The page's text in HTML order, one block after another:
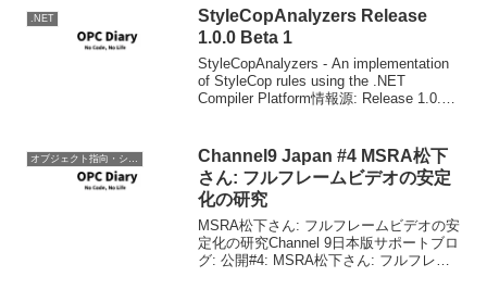
語られてきた、クラスタリング、仮想化
といったテクノロジ...
.NET
StyleCopAnalyzers Release
1.0.0 Beta 1
StyleCopAnalyzers - An implementation
of StyleCop rules using the .NET
Compiler Platform情報源: Release 1.0.0
オブジェクト指向・システム開発
Channel9 Japan #4 MSRA松下
さん: フルフレームビデオの安定
化の研究
MSRA松下さん: フルフレームビデオの安
定化の研究Channel 9日本版サポートブロ
グ: 公開#4: MSRA松下さん: フルフレー